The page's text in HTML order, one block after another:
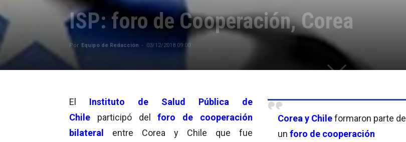
ISP: foro de Cooperación, Corea
Por Equipo de Redacción - 03/12/2018 09:00
Corea y Chileformaron parte de
un foro de cooperación
El Instituto de Salud Pública de
Chile participó delforo de cooperación
bilateral
entre Corea y Chile que fue